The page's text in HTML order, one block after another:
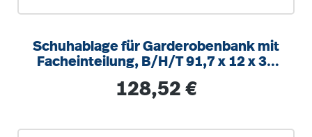
Schuhablage für Garderobenbank mit
Facheinteilung, B/H/T 91,7 x 12 x 30
Regulärer Preis:
128,52 €